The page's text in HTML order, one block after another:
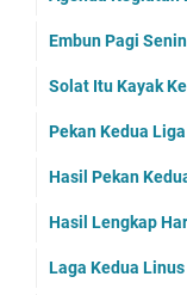
Embun Pagi
Solat Itu Kayak
Pekan Kedua
Hasil Pekan
Hasil Lengkap
Laga Kedua